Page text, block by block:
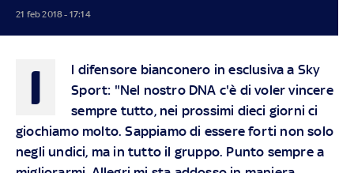
21 feb 2018 - 17:14
I
l difensore bianconero in esclusiva a Sky
Sport: "Nel nostro DNA c'è di voler vincere
sempre tutto, nei prossimi dieci giorni ci
giochiamo molto. Sappiamo di essere forti non solo
negli undici, ma in tutto il gruppo. Punto sempre a